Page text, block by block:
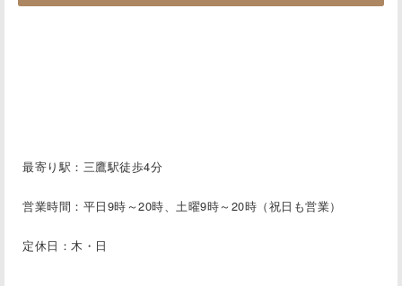
最寄り駅：三鷹駅徒歩4分
営業時間：平日9時～20時、土曜9時～20時（祝日も営業）
定休日：木・日